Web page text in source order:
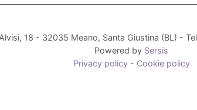
18 - 32035 Meano, Santa Giustina (BL) -
Powered by Sersis
Privacy policy- Cookie policy